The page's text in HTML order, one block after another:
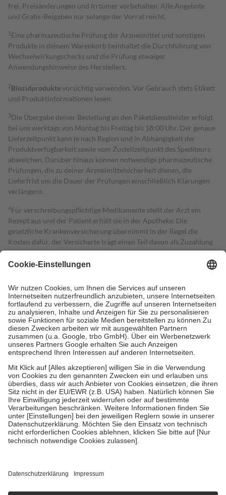
frei. Preisänderungen und Irrtümer vorbehalten. Alle Angebote
und Gratis-Beigaben nur solange der Vorrat reicht.
1 Eine pharmazeutische Prüfung der Arzneimittel und sonstigen
Produkte in deinem Warenkorb beinhaltet die Durchführung von
Wechselwirkungschecks und die Prüfung etwaiger
Anwendungshinweise des Herstellers.
2Biozidproduktevorsichtig verwenden. Vor Gebrauch stets Etikett
und Produktinformationen lesen.
3Die Übergabe deiner Bestellung an den Paketdienstleister erfolgt
bei uns werktags von Montag bis Freitag bis 18:00 Uhr. Der genaue
Lieferzeitpunkt kann je nach Region und in Abhängigkeit der
Produktverfügbarkeit sowie vom Zustellzeitpunkt des Spediteurs
abweichen. Darüber hinaus können notwendige pharmazeutische
Prüfungen, die zu deiner Arzneimittelsicherheit dienen, die
Lieferfrist um die Dauer der Prüfungen einschließlich Klärungen
verlängern.
4Für verschreibungspflichtige Medikamente stellt der Arzt ein
Rezept aus und der Patient erhält sie in der Apotheke. Die
gesetzliche Krankenversicherung übernimmt in der Regel die
Kosten dafür, der Versicherte trägt einen Teil davon als Zuzahlung
mit.
Grundsätzlich leisten Mitglieder Zuzahlungen in Höhe von zehn
höchstens zehn Euro.
Es sind jedoch nie mehr als die tatsächlichen
Kosten der Leistung zu entrichten.
Diese Regeln gelten grundsätzlich auch für Online-Apotheken.
Bei Heilmitteln und häuslicher Krankenpflege beträgt die
Zuzahlung zehn Prozent der Kosten sowie zehn Euro je
Verordnung.
Um das Engagement der Versicherten für ihre eigene Gesundheit zu
stärken und die besondere Stellung der Familie zu unterstützen,
fallenkeine Zuzahlungenan bei:
• Kindern und Jugendlichen bis zum vollendeten 18. Lebensjahr
mit Ausnahme der Fahrkosten
• Untersuchungen zur Vorsorge und Früherkennung, die von der
GKV getragen werden
• empfohlenen Schutzimpfungen
• Harn- und Blutteststreifen
getroffen, um sicherzustellen, dass es sich um echte Bewertungen
https://help.etrusted.com/hc/de/articles/4419944605341